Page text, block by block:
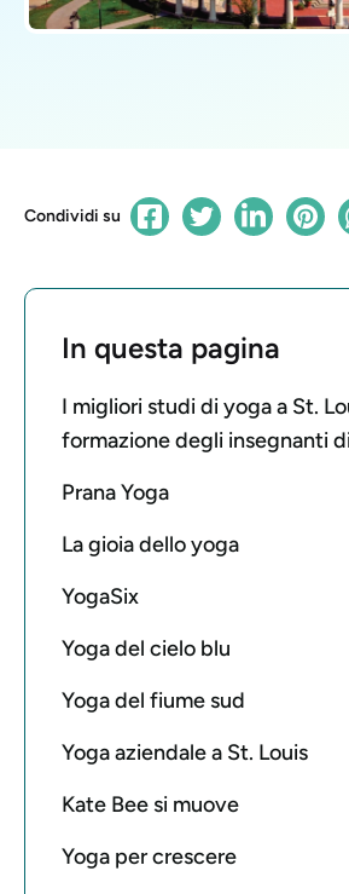
Condividi su
In questa pagina
I migliori studi di yoga a St.
formazione degli insegnanti
Prana Yoga
La gioia dello yoga
YogaSix
Yoga del cielo blu
Yoga del fiume sud
Yoga aziendale a St. Louis
Kate Bee si muove
Yoga per crescere